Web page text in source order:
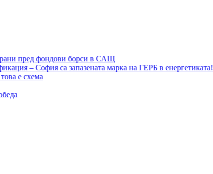
пред фондови борси в САЩ
– София са запазената марка на ГЕРБ в енергетиката!
е схема